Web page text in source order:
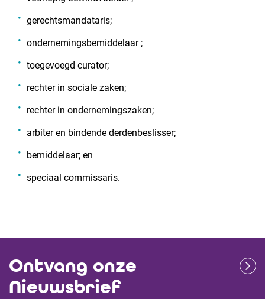
gerechtsmandataris;
ondernemingsbemiddelaar ;
toegevoegd curator;
rechter in sociale zaken;
rechter in ondernemingszaken;
arbiter en bindende derdenbeslisser;
bemiddelaar; en
speciaal commissaris.
Ontvang onze
Nieuwsbrief